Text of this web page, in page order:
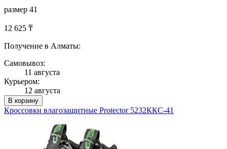
размер 41
12 625 ₸
Получение в Алматы:
Самовывоз:
11 августа
Курьером:
12 августа
В корзину
Кроссовки влагозащитные Protector 5232ККС-41